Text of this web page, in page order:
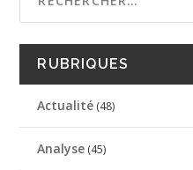
RUBRIQUES
Actualité (48)
Analyse (45)